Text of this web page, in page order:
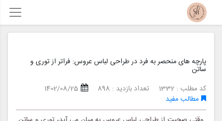
پارچه های منحصر به فرد در طراحی لباس عروس: فراتر از توری و
ساتن
کد مطلب : 1332
تعداد بازدید : 898
1402/08/25
مطالب مفید